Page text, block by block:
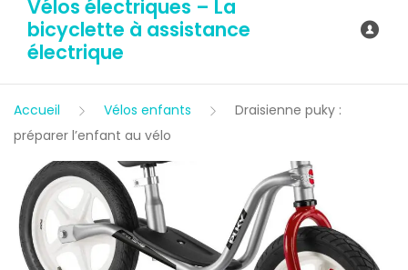
Vélos électriques – La
bicyclette à assistance
électrique
Accueil Vélos enfants
Draisienne puky :
préparer l’enfant au vélo